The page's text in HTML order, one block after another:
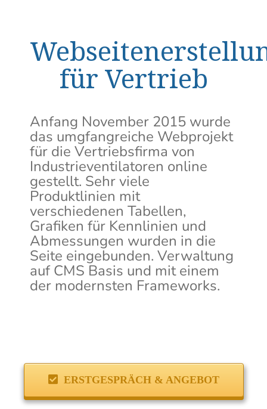
für Vertrieb
Anfang November 2015 wurde
das umgfangreiche Webprojekt
für die Vertriebsfirma von
Industrieventilatoren online
gestellt. Sehr viele
Produktlinien mit
verschiedenen Tabellen,
Grafiken für Kennlinien und
Abmessungen wurden in die
Seite eingebunden. Verwaltung
auf CMS Basis und mit einem
der modernsten Frameworks.
ERSTGESPRÄCH & ANGEBOT